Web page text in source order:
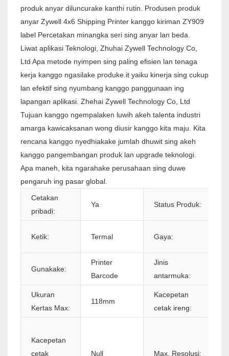
produk anyar diluncurake kanthi rutin. Produsen produk
anyar Zywell 4x6 Shipping Printer kanggo kiriman ZY909
label Percetakan minangka seri sing anyar lan beda.
Liwat aplikasi Teknologi, Zhuhai Zywell Technology Co,
Ltd Apa metode nyimpen sing paling efisien lan tenaga
kerja kanggo ngasilake produke.it yaiku kinerja sing cukup
lan efektif sing nyumbang kanggo panggunaan ing
lapangan aplikasi. Zhehai Zywell Technology Co, Ltd
Tujuan kanggo ngempalaken luwih akeh talenta industri
amarga kawicaksanan wong diusir kanggo kita maju. Kita
rencana kanggo nyedhiakake jumlah dhuwit sing akeh
kanggo pangembangan produk lan upgrade teknologi.
Apa maneh, kita ngarahake perusahaan sing duwe
pengaruh ing pasar global.
Cetakan
pribadi:
Ya Status Produk:
Ketik: Termal Gaya:
Gunakake:
Printer
Barcode
Jinis
antarmuka:
Ukuran
Kertas Max:
118mm
Kacepetan
cetak ireng:
Kacepetan
cetak
Null Max. Resolusi: